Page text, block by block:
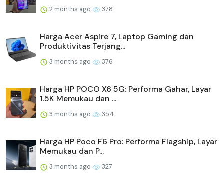
2 months ago 378
Harga Acer Aspire 7, Laptop Gaming dan
Produktivitas Terjang...
3 months ago 376
Harga HP POCO X6 5G: Performa Gahar, Layar
1.5K Memukau dan ...
3 months ago 354
Harga HP Poco F6 Pro: Performa Flagship, Layar
Memukau dan P...
3 months ago 327